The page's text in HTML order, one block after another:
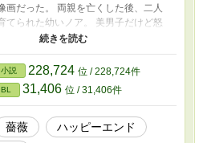
画だった。 両親を亡くした後、二人
てられた幼いノア。 美男子だけど怒
リヴァーに、よく面倒を見てくれた
て――？ 『愛してくれなくても、愛
れ違う二人の切ない恋。 三人で過ご
時の懐かしい日々の物語。
小説 228,724 位 / 228,724件
BL 31,406 位 / 31,406件
薔薇
ハッピーエンド